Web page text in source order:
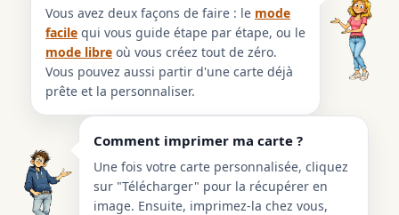
Vous avez deux façons de faire : le mode
facile qui vous guide étape par étape, ou le
mode libre où vous créez tout de zéro.
Vous pouvez aussi partir d'une carte déjà
prête et la personnaliser.
Comment imprimer ma carte ?
Une fois votre carte personnalisée, cliquez
sur "Télécharger" pour la récupérer en
image. Ensuite, imprimez-la chez vous,